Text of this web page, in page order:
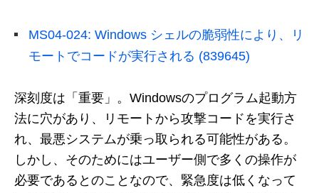
MS04-024: Windows シェルの脆弱性により、リ
モートでコードが実行される (839645)
深刻度は「重要」。Windowsのプログラム起動方
法に穴があり、リモートから攻撃コードを実行さ
れ、最悪システムが乗っ取られる可能性がある。
しかし、そのためにはユーザー側で多くの操作が
必要であるとのことなので、緊急度は低くなって